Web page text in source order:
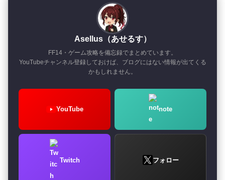
Asellus（あせるす）
FF14・ゲーム攻略を備忘録でまとめています。
YouTubeチャンネル登録しておけば、ブログにはない情報が出てくる
かもしれません。
YouTube note
Twitch フォロー